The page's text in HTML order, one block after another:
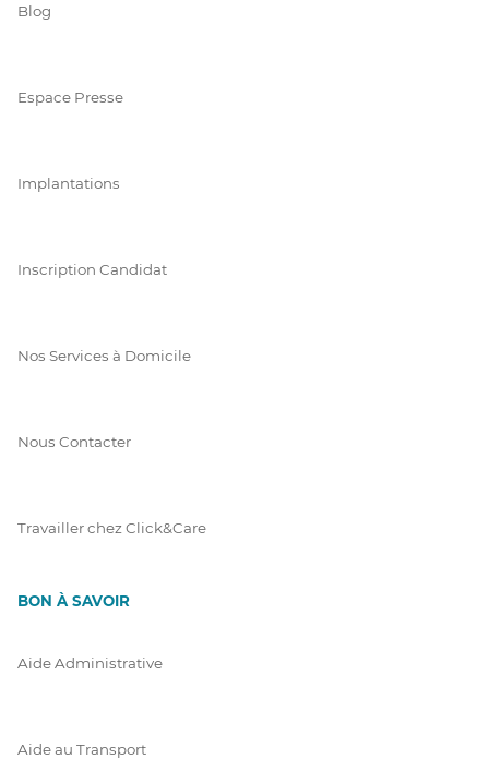
Blog
Espace Presse
Implantations
Inscription Candidat
Nos Services à Domicile
Nous Contacter
Travailler chez Click&Care
BON À SAVOIR
Aide Administrative
Aide au Transport